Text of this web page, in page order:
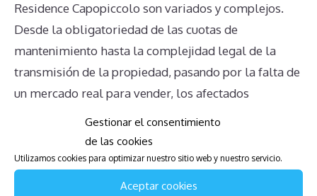
Gestionar el consentimiento
de las cookies
Utilizamos cookies para optimizar nuestro sitio web y nuestro servicio.
Aceptar cookies
Residence Capopiccolo son variados y complejos.
Desde la obligatoriedad de las cuotas de
mantenimiento hasta la complejidad legal de la
transmisión de la propiedad, pasando por la falta de
un mercado real para vender, los afectados
asesoramiento legal y profesional adecuado para
navegar estas complicaciones de manera efectiva y
evitar decisiones mal informadas que puedan